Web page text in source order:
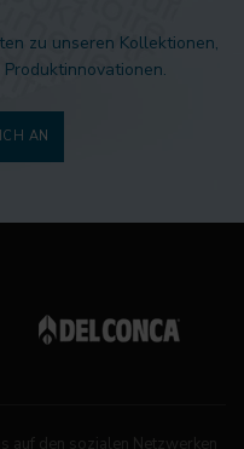
zu unseren Kollektionen,
AN
auf den sozialen Netzwerken